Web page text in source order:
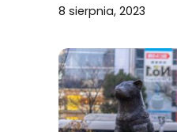
8 sierpnia, 2023